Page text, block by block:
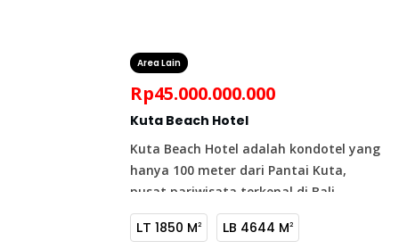
Area Lain
Rp45.000.000.000
Kuta Beach Hotel
Kuta Beach Hotel adalah kondotel yang
hanya 100 meter dari Pantai Kuta,
pusat pariwisata terkenal di Bali.
Hanya 20 menit dari Bandara
Internasional Ngurah Rai, hotel ini
LT 1850 M2 LB 4644 M2